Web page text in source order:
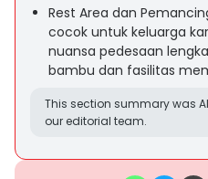
Rest Area dan
cocok untuk keluarga
nuansa pedesaan
bambu dan fasilitas
This section summary was
our editorial team.